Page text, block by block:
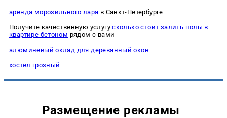
аренда морозильного ларя в Санкт-Петербурге
Получите качественную услугусколько стоит залить полы в
квартире бетоном рядом с вами
алюминевый оклад для деревянный окон
хостел грозный
Размещение рекламы